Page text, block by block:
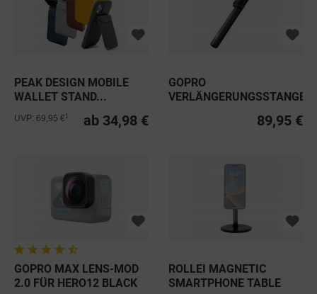
PEAK DESIGN MOBILE
WALLET STAND...
ab 34,98 €
UVP: 69,95 €
GOPRO
VERLÄNGERUNGSSTANGE
89,95 €
GOPRO MAX LENS-MOD
2.0 FÜR HERO12 BLACK
ROLLEI MAGNETIC
SMARTPHONE TABLE